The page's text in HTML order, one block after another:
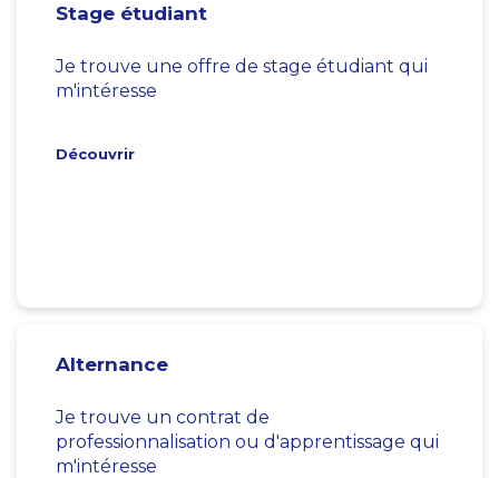
Stage étudiant
Je trouve une offre de stage étudiant qui
m'intéresse
Découvrir
Alternance
Je trouve un contrat de
professionnalisation ou d'apprentissage qui
m'intéresse